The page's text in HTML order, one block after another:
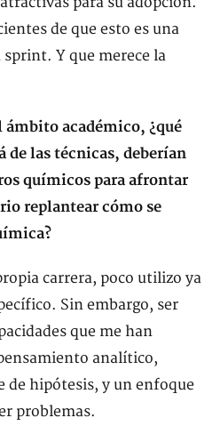
de que esto es una
Y que merece la
ámbito académico, ¿qué
de las técnicas, deberían
químicos para afrontar
replantear cómo se
carrera, poco utilizo ya
Sin embargo, ser
que me han
analítico,
de hipótesis, y un enfoque
problemas.